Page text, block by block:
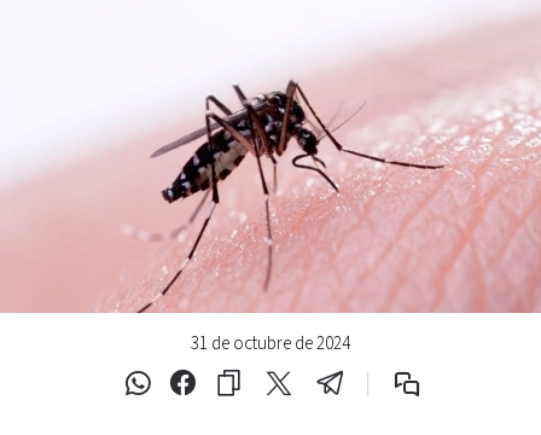
31 de octubre de 2024